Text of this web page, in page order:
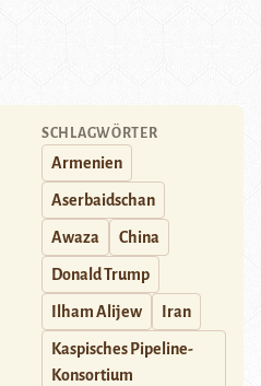
SCHLAGWÖRTER
Armenien
Aserbaidschan
Awaza China
Donald Trump
Ilham Alijew Iran
Kaspisches Pipeline-
Konsortium